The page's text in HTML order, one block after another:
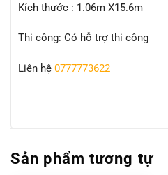
Kích thước : 1.06m X15.6m
Thi công: Có hỗ trợ thi công
Liên hệ 0777773622
Sản phẩm tương tự